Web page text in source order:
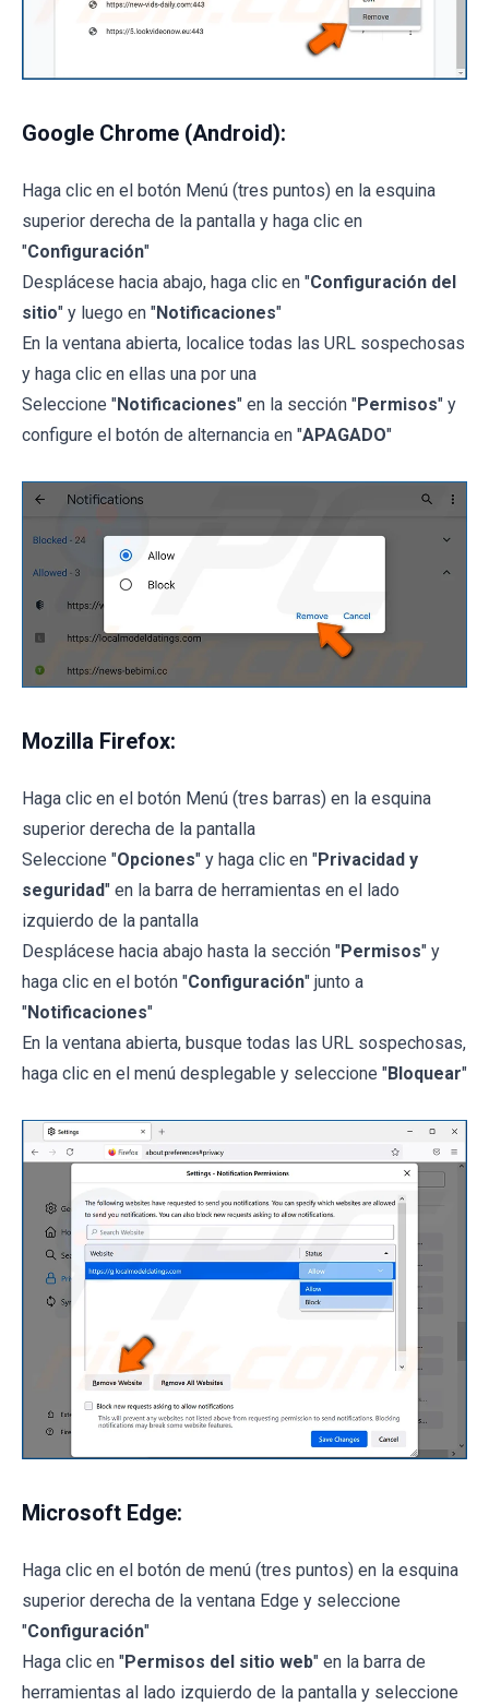
Google Chrome (Android):
Haga clic en el botón Menú (tres puntos) en la esquina
superior derecha de la pantalla y haga clic en
"Configuración"
Desplácese hacia abajo, haga clic en "Configuración del
sitio" y luego en "Notificaciones"
En la ventana abierta, localice todas las URL sospechosas
y haga clic en ellas una por una
Seleccione "Notificaciones" en la sección "Permisos" y
configure el botón de alternancia en "APAGADO"
Mozilla Firefox:
Haga clic en el botón Menú (tres barras) en la esquina
superior derecha de la pantalla
Seleccione "Opciones" y haga clic en "Privacidad y
seguridad" en la barra de herramientas en el lado
izquierdo de la pantalla
Desplácese hacia abajo hasta la sección "Permisos" y
haga clic en el botón "Configuración" junto a
"Notificaciones"
En la ventana abierta, busque todas las URL sospechosas,
haga clic en el menú desplegable y seleccione "Bloquear"
Microsoft Edge:
Haga clic en el botón de menú (tres puntos) en la esquina
superior derecha de la ventana Edge y seleccione
"Configuración"
Haga clic en "Permisos del sitio web" en la barra de
herramientas al lado izquierdo de la pantalla y seleccione